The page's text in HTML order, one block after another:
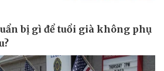
Giá cà phê